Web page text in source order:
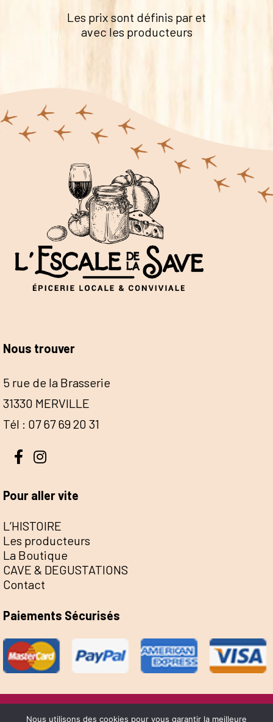
Les prix sont définis par et
avec les producteurs
Nous trouver
5 rue de la Brasserie
31330 MERVILLE
Tél : 07 67 69 20 31
Pour aller vite
L’HISTOIRE
Les producteurs
La Boutique
CAVE & DEGUSTATIONS
Contact
Paiements Sécurisés
@Escale de la Save 2022 - Réalisation Sophie
Nous utilisons des cookies pour vous garantir la meilleure